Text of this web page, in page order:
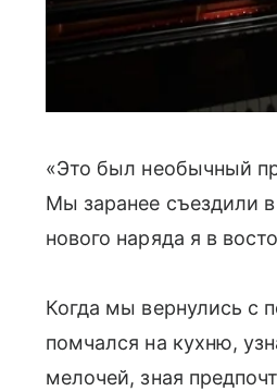
«Это был необычный
Мы заранее съездили
нового наряда я в
Когда мы вернулись с
помчался на кухню,
мелочей, зная